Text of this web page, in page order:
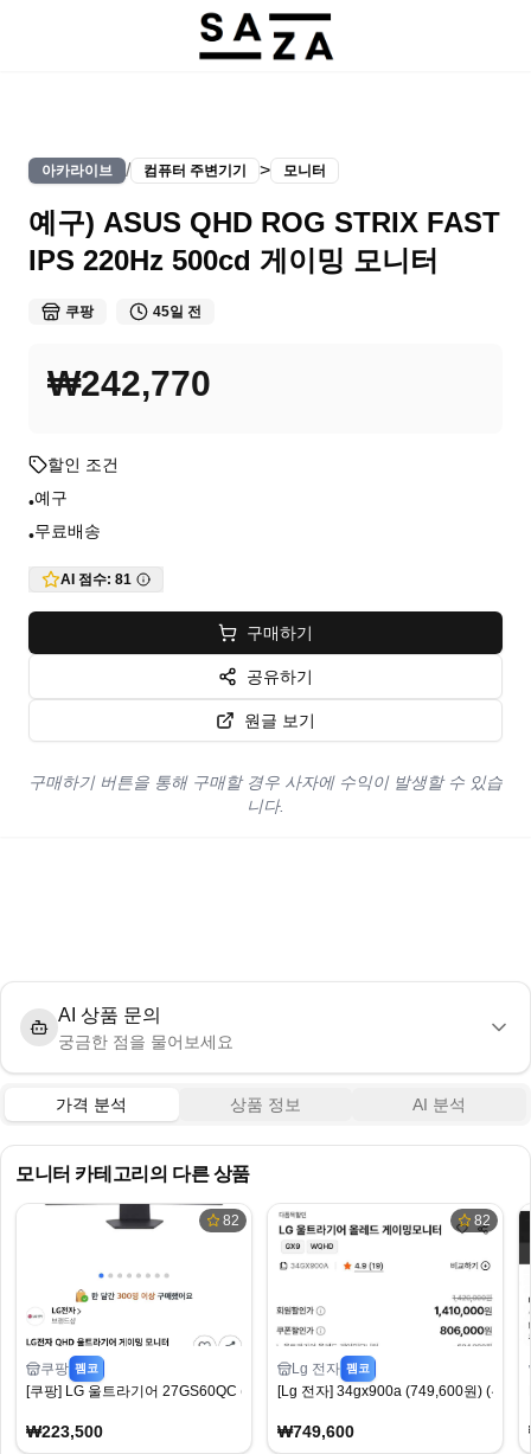
아카라이브 / 컴퓨터 주변기기 > 모니터
예구) ASUS QHD ROG STRIX FAST
IPS 220Hz 500cd 게이밍 모니터
쿠팡 45일 전
₩242,770
할인 조건
•예구
•무료배송
AI 점수: 81
구매하기
공유하기
원글 보기
구매하기 버튼을 통해 구매할 경우 사자에 수익이 발생할 수 있습
니다.
AI 상품 문의
궁금한 점을 물어보세요
가격 분석 상품 정보 AI 분석
모니터 카테고리의 다른 상품
82
쿠팡 펨코
[쿠팡] LG 울트라기어 27GS60QC (223,500원) (무료)
₩223,500
82
Lg 전자 펨코
[Lg 전자] 34gx900a (749,600원) (무료)
₩749,600